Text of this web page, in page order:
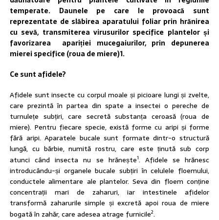
temperate. Daunele pe care le provoacă sunt
reprezentate de slăbirea aparatului foliar prin hrănirea
cu sevă, transmiterea virusurilor specifice plantelor și
favorizarea apariției mucegaiurilor, prin depunerea
mierei specifice (roua de miere)1.
Ce sunt afidele?
Afidele sunt insecte cu corpul moale și picioare lungi și zvelte,
care prezintă în partea din spate a insectei o pereche de
turnulețe subțiri, care secretă substanța ceroasă (roua de
miere). Pentru fiecare specie, există forme cu aripi și forme
fără aripi. Aparatele bucale sunt formate dintr-o structură
lungă, cu bărbie, numită rostru, care este ținută sub corp
atunci când insecta nu se hrănește1. Afidele se hrănesc
introducându-și organele bucale subțiri în celulele floemului,
conductele alimentare ale plantelor. Seva din floem conține
concentrații mari de zaharuri, iar intestinele afidelor
transformă zaharurile simple și excretă apoi roua de miere
bogată în zahăr, care adesea atrage furnicile2.